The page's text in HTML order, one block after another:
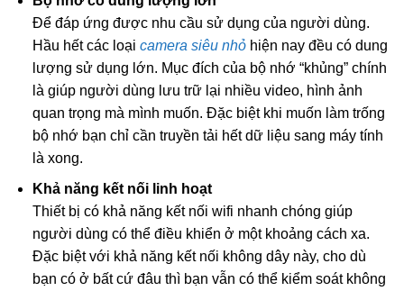
Để đáp ứng được nhu cầu sử dụng của người dùng.
Hầu hết các loại camera siêu nhỏhiện nay đều có dung
lượng sử dụng lớn. Mục đích của bộ nhớ “khủng” chính
là giúp người dùng lưu trữ lại nhiều video, hình ảnh
quan trọng mà mình muốn. Đặc biệt khi muốn làm trống
bộ nhớ bạn chỉ cần truyền tải hết dữ liệu sang máy tính
là xong.
Khả năng kết nối linh hoạt
Thiết bị có khả năng kết nối wifi nhanh chóng giúp
người dùng có thể điều khiển ở một khoảng cách xa.
Đặc biệt với khả năng kết nối không dây này, cho dù
bạn có ở bất cứ đâu thì bạn vẫn có thể kiểm soát không